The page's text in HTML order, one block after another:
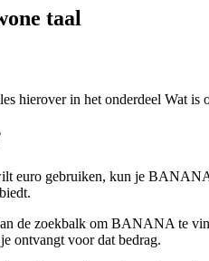
taal
hierover in het onderdeel Wat is
gebruiken, kun je BANANA
de zoekbalk om BANANA te
ontvangt voor dat bedrag.